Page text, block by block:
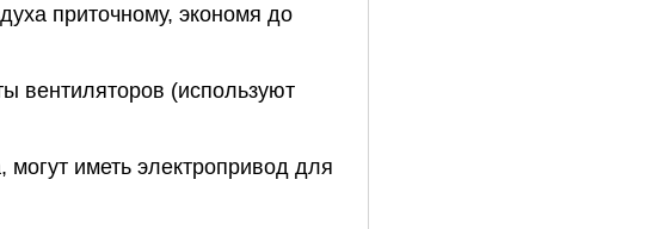
приточному, экономя до
вентиляторов (используют
могут иметь электропривод для